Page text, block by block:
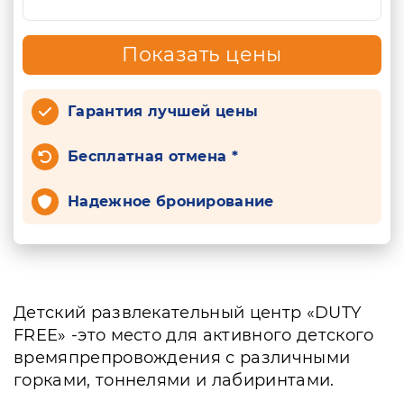
Показать цены
Гарантия лучшей цены
Бесплатная отмена *
Надежное бронирование
Детский развлекательный центр «DUTY
FREE» -это место для активного детского
времяпрепровождения с различными
горками, тоннелями и лабиринтами.